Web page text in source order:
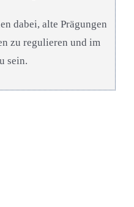
dabei, alte Prägungen
zu regulieren und im
sein.